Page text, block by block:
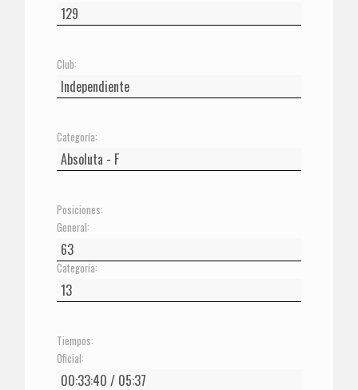
Club:
Categoría:
Posiciones:
General:
Categoría:
Tiempos:
Oficial: